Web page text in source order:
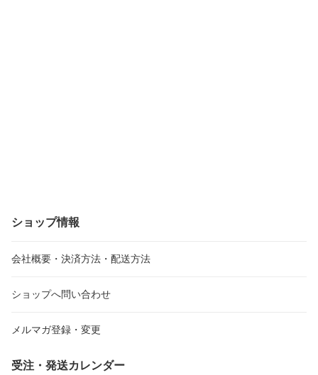
ショップ情報
会社概要・決済方法・配送方法
ショップへ問い合わせ
メルマガ登録・変更
受注・発送カレンダー